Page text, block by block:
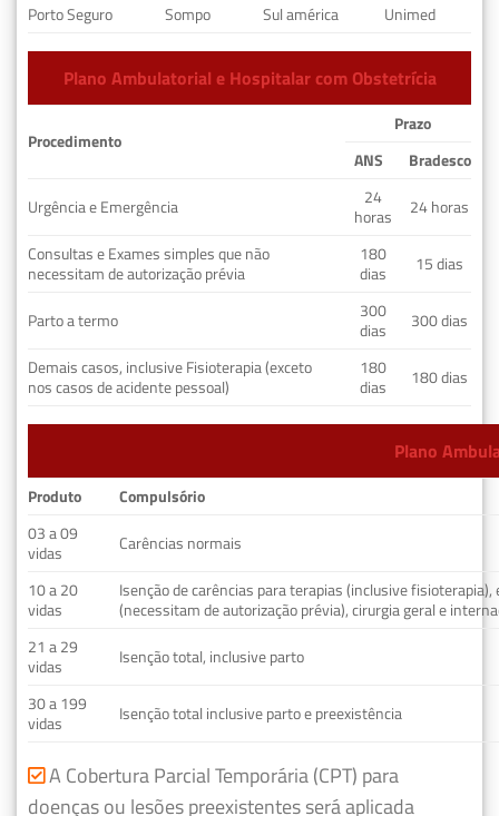
Porto Seguro
Sompo Sul américa Unimed
Plano Ambulatorial e Hospitalar com Obstetrícia
Procedimento
Prazo
ANS
Bradesco
Urgência e Emergência
24
horas
24 horas
Consultas e Exames simples que não
necessitam de autorização prévia
180
dias
15 dias
Parto a termo
300
dias
300 dias
Demais casos, inclusive Fisioterapia (exceto
nos casos de acidente pessoal)
180
dias
180 dias
Plano
Produto
Compulsório
03 a 09
vidas
Carências normais
10 a 20
vidas
Isenção de carências para terapias (inclusive fisioterapia),
(necessitam de autorização prévia), cirurgia geral e
21 a 29
vidas
Isenção total, inclusive parto
30 a 199
vidas
Isenção total inclusive parto e preexistência
A Cobertura Parcial Temporária (CPT) para
doenças ou lesões preexistentes será aplicada